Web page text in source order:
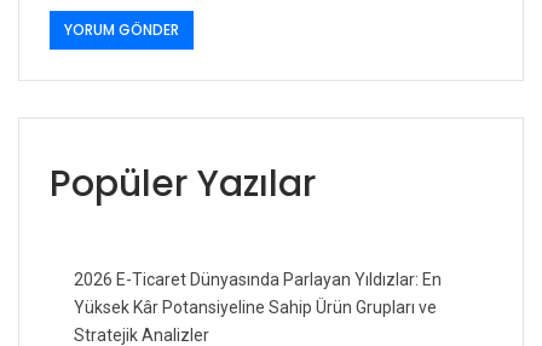
Popüler Yazılar
2026 E-Ticaret Dünyasında Parlayan Yıldızlar: En
Yüksek Kâr Potansiyeline Sahip Ürün Grupları ve
Stratejik Analizler